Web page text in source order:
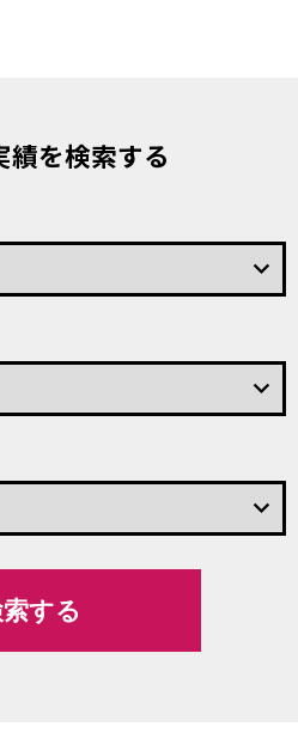
績を検索する
keyboard_arrow_down
keyboard_arrow_down
keyboard_arrow_down